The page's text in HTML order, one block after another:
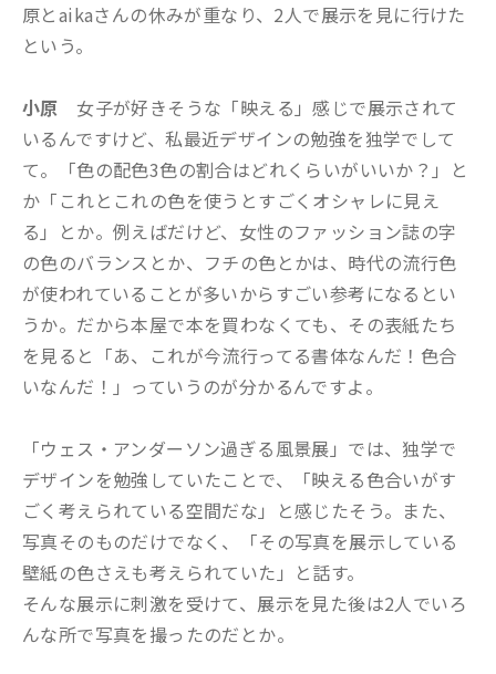
原とaikaさんの休みが重なり、2人で展示を見に行けた
という。
小原 女子が好きそうな「映える」感じで展示されて
いるんですけど、私最近デザインの勉強を独学でして
て。「色の配色3色の割合はどれくらいがいいか？」と
か「これとこれの色を使うとすごくオシャレに見え
る」とか。例えばだけど、女性のファッション誌の字
の色のバランスとか、フチの色とかは、時代の流行色
が使われていることが多いからすごい参考になるとい
うか。だから本屋で本を買わなくても、その表紙たち
を見ると「あ、これが今流行ってる書体なんだ！色合
いなんだ！」っていうのが分かるんですよ。
「ウェス・アンダーソン過ぎる風景展」では、独学で
デザインを勉強していたことで、「映える色合いがす
ごく考えられている空間だな」と感じたそう。また、
写真そのものだけでなく、「その写真を展示している
壁紙の色さえも考えられていた」と話す。
そんな展示に刺激を受けて、展示を見た後は2人でいろ
んな所で写真を撮ったのだとか。